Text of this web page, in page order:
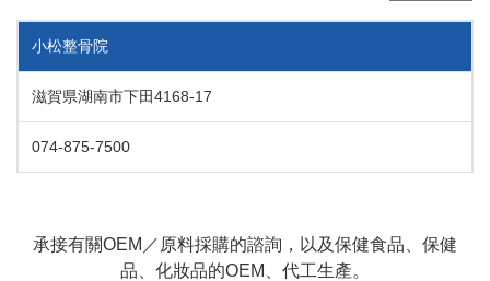
小松整骨院
滋賀県湖南市下田4168-17
074-875-7500
承接有關OEM／原料採購的諮詢，以及保健食品、保健
品、化妝品的OEM、代工生產。